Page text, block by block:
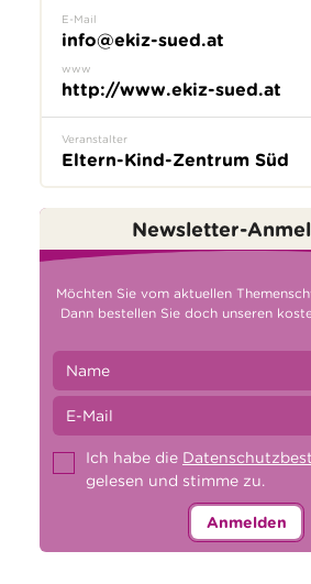
E-Mail
info@ekiz-sued.at
www
http://www.ekiz-sued.at
Veranstalter
Eltern-Kind-Zentrum Süd
Newsletter-
Möchten Sie vom aktuellen
Dann bestellen Sie doch unseren
Ich habe die
gelesen und stimme zu.
Anmelden